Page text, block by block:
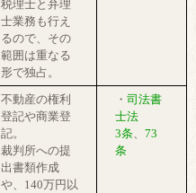
税理士と弁理
士業務も行え
るので、その
範囲は重なる
形で独占。
不動産の権利
登記や商業登
記。
裁判所への提
出書類作成
や、140万円以
・ 司法書
士法
3条
73
条